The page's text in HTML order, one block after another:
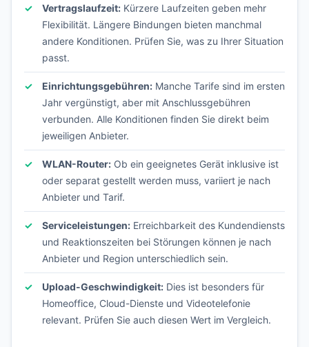
Vertragslaufzeit: Kürzere Laufzeiten geben mehr
Flexibilität. Längere Bindungen bieten manchmal
andere Konditionen. Prüfen Sie, was zu Ihrer Situation
passt.
Einrichtungsgebühren: Manche Tarife sind im ersten
Jahr vergünstigt, aber mit Anschlussgebühren
verbunden. Alle Konditionen finden Sie direkt beim
jeweiligen Anbieter.
WLAN-Router: Ob ein geeignetes Gerät inklusive ist
oder separat gestellt werden muss, variiert je nach
Anbieter und Tarif.
Serviceleistungen: Erreichbarkeit des Kundendiensts
und Reaktionszeiten bei Störungen können je nach
Anbieter und Region unterschiedlich sein.
Upload-Geschwindigkeit: Dies ist besonders für
Homeoffice, Cloud-Dienste und Videotelefonie
relevant. Prüfen Sie auch diesen Wert im Vergleich.